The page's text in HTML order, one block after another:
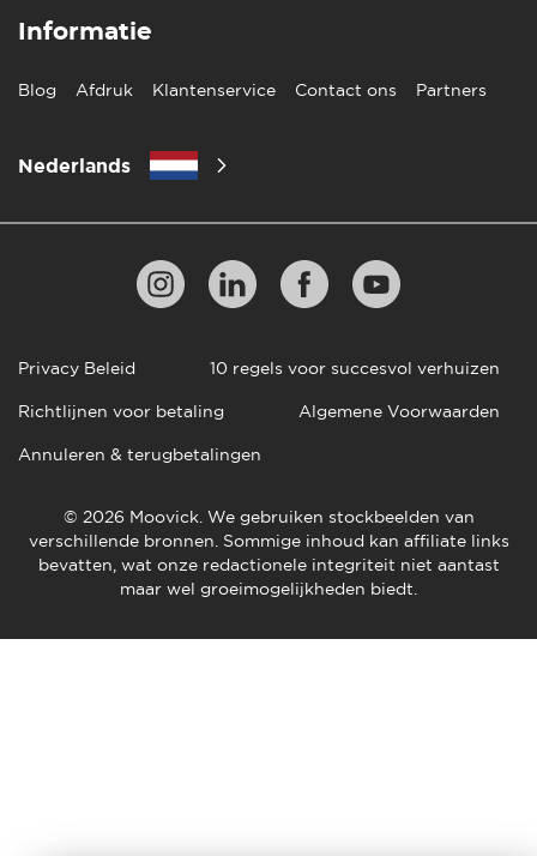
Informatie
Blog Afdruk Klantenservice Contact ons Partners
Nederlands
© 2026 Moovick. We gebruiken stockbeelden van
verschillende bronnen. Sommige inhoud kan affiliate links
bevatten, wat onze redactionele integriteit niet aantast
maar wel groeimogelijkheden biedt.
Privacy Beleid 10 regels voor succesvol verhuizen
Richtlijnen voor betaling Algemene Voorwaarden
Annuleren & terugbetalingen